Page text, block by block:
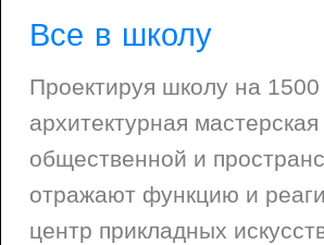
Все в школу
Проектируя школу на
архитектурная
общественной и
отражают функцию и
центр прикладных